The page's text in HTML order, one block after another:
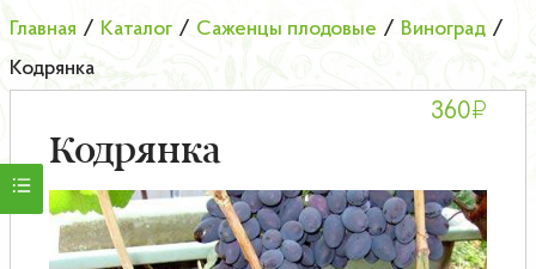
Колоновидные деревья
Лук-севок
Малина
Мини-деревья
НОВИНКА Английские и Японские розы
Главная / Каталог / Саженцы плодовые / Виноград /
Кодрянка
Кодрянка
360₽